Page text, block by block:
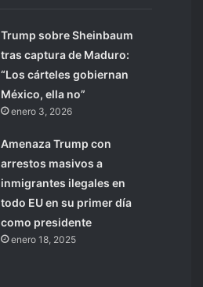
Trump sobre Sheinbaum
tras captura de Maduro:
“Los cárteles gobiernan
México, ella no”
enero 3, 2026
Amenaza Trump con
arrestos masivos a
inmigrantes ilegales en
todo EU en su primer día
como presidente
enero 18, 2025